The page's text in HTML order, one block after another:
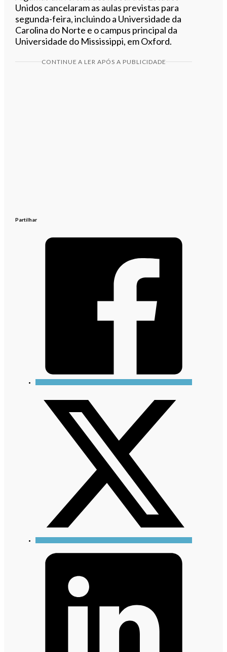
Unidos cancelaram as aulas previstas para
segunda-feira, incluindo a Universidade da
Carolina do Norte e o campus principal da
Universidade do Mississippi, em Oxford.
CONTINUE A LER APÓS A PUBLICIDADE
Partilhar